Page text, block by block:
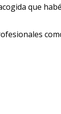
que